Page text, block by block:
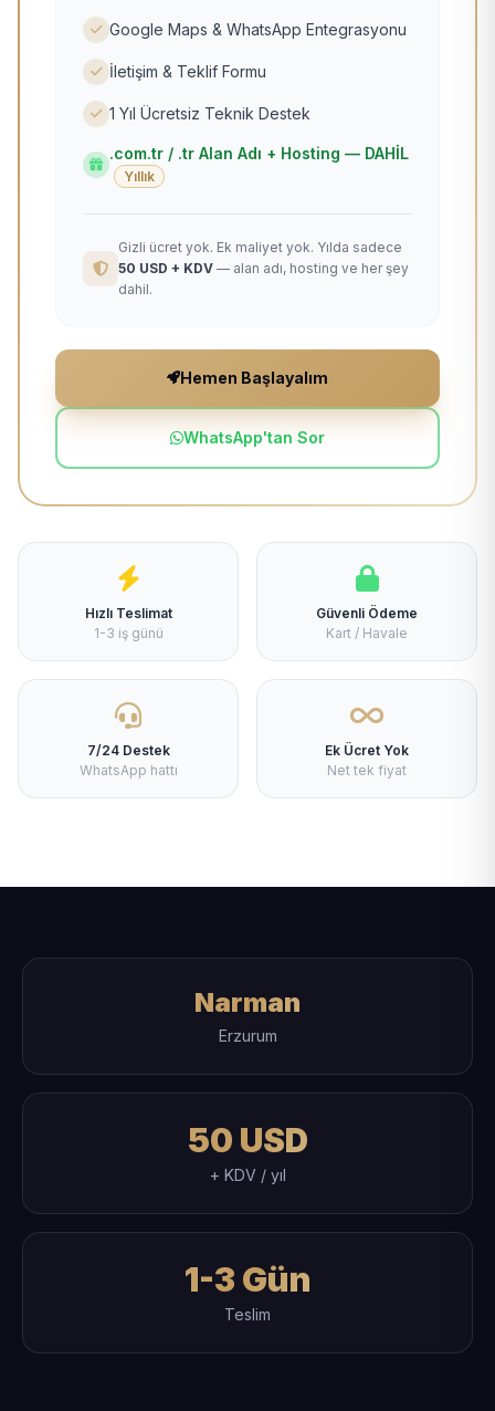
Google Maps & WhatsApp Entegrasyonu
İletişim & Teklif Formu
1 Yıl Ücretsiz Teknik Destek
.com.tr / .tr Alan Adı + Hosting — DAHİL
Yıllık
Gizli ücret yok. Ek maliyet yok. Yılda sadece
50 USD + KDV — alan adı, hosting ve her şey
dahil.
Hemen Başlayalım
WhatsApp'tan Sor
Hızlı Teslimat
1-3 iş günü
Güvenli Ödeme
Kart / Havale
7/24 Destek
WhatsApp hattı
Ek Ücret Yok
Net tek fiyat
Narman
Erzurum
50 USD
+ KDV / yıl
1-3 Gün
Teslim